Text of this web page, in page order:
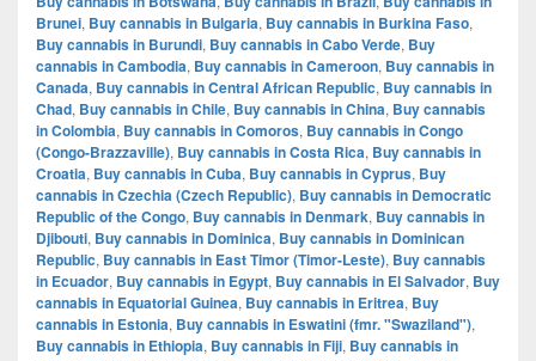
Brunei, Buy cannabis in Bulgaria, Buy cannabis in Burkina Faso,
Buy cannabis in Burundi, Buy cannabis in Cabo Verde, Buy
cannabis in Cambodia, Buy cannabis in Cameroon, Buy cannabis in
Canada, Buy cannabis in Central African Republic, Buy cannabis in
Chad, Buy cannabis in Chile, Buy cannabis in China, Buy cannabis
in Colombia, Buy cannabis in Comoros, Buy cannabis in Congo
(Congo-Brazzaville), Buy cannabis in Costa Rica, Buy cannabis in
Croatia, Buy cannabis in Cuba, Buy cannabis in Cyprus, Buy
cannabis in Czechia (Czech Republic), Buy cannabis in Democratic
Republic of the Congo, Buy cannabis in Denmark, Buy cannabis in
Djibouti, Buy cannabis in Dominica, Buy cannabis in Dominican
Republic, Buy cannabis in East Timor (Timor-Leste), Buy cannabis
in Ecuador, Buy cannabis in Egypt, Buy cannabis in El Salvador, Buy
cannabis in Equatorial Guinea, Buy cannabis in Eritrea, Buy
cannabis in Estonia, Buy cannabis in Eswatini (fmr. "Swaziland"),
Buy cannabis in Ethiopia, Buy cannabis in Fiji, Buy cannabis in